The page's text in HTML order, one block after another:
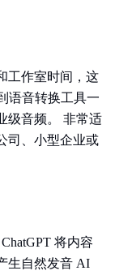
工作室时间，这
语音转换工具一
级音频。 非常适
司、小型企业或
将内容
生自然发音 AI